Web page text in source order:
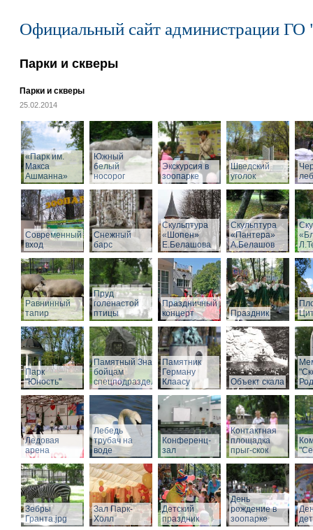
Официальный сайт администрации ГО
Парки и скверы
Парки и скверы
25.02.2014
«Парк им.
Макса
Ашманна»
Южный
белый
носорог
Экскурсия в
зоопарке
Шведский
уголок
Современный
вход
Снежный
барс
Скульптура
«Шопен»
Е.Белашова
Скульптура
«Пантера»
А.Белашов
Равнинный
тапир
Пруд
голенастой
птицы
Праздничный
концерт
Праздник
Парк
"Юность"
Памятный Знак
бойцам
спецподразделений
Памятник
Герману
Клаасу
Объект скала
Ледовая
арена
Лебедь
трубач на
воде
Конференц-
зал
Контактная
площадка
прыг-скок
Зебры
Гранта.jpg
Зал Парк-
Холл
Детский
праздник
День
рождение в
зоопарке